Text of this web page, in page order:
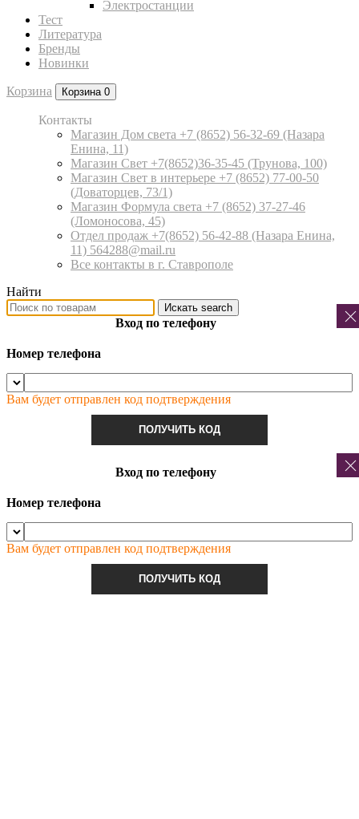
Электростанции
Тест
Литература
Бренды
Новинки
Корзина Корзина 0
Контакты
Магазин Дом света +7 (8652) 56-32-69 (Назара
Енина, 11)
Магазин Свет +7(8652)36-35-45 (Трунова, 100)
Магазин Свет в интерьере +7 (8652) 77-00-50
(Доваторцев, 73/1)
Магазин Формула света +7 (8652) 37-27-46
(Ломоносова, 45)
Отдел продаж +7(8652) 56-42-88 (Назара Енина,
11) 564288@mail.ru
Все контакты в г. Ставрополе
Найти
Искать search
Вход по телефону
Номер телефона
Вам будет отправлен код подтверждения
ПОЛУЧИТЬ КОД
Вход по телефону
Номер телефона
Вам будет отправлен код подтверждения
ПОЛУЧИТЬ КОД